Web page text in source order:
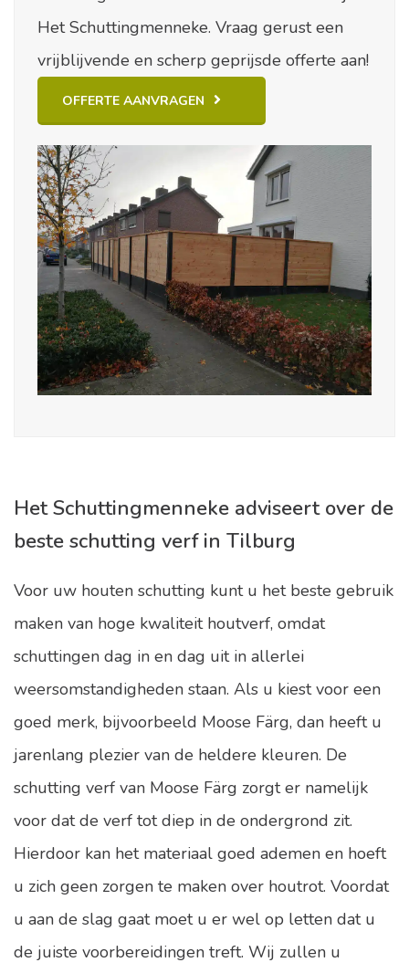
Het Schuttingmenneke. Vraag gerust een
vrijblijvende en scherp geprijsde offerte aan!
OFFERTE AANVRAGEN
Het Schuttingmenneke adviseert over de
beste schutting verf in Tilburg
Voor uw houten schutting kunt u het beste gebruik
maken van hoge kwaliteit houtverf, omdat
schuttingen dag in en dag uit in allerlei
weersomstandigheden staan. Als u kiest voor een
goed merk, bijvoorbeeld Moose Färg, dan heeft u
jarenlang plezier van de heldere kleuren. De
schutting verf van Moose Färg zorgt er namelijk
voor dat de verf tot diep in de ondergrond zit.
Hierdoor kan het materiaal goed ademen en hoeft
u zich geen zorgen te maken over houtrot. Voordat
u aan de slag gaat moet u er wel op letten dat u
de juiste voorbereidingen treft. Wij zullen u